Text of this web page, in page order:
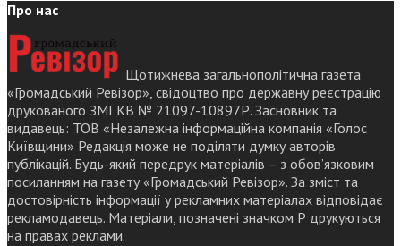
Про нас
Щотижнева загальнополітична газета
«Громадський Ревізор», свідоцтво про державну реєстрацію
друкованого ЗМІ КВ № 21097-10897Р. Засновник та
видавець: ТОВ «Незалежна інформаційна компанія «Голос
Київщини» Редакція може не поділяти думку авторів
публікацій. Будь-який передрук матеріалів – з обов’язковим
посиланням на газету «Громадський Ревізор». За зміст та
достовірність інформації у рекламних матеріалах відповідає
рекламодавець. Матеріали, позначені значком Р друкуються
на правах реклами.